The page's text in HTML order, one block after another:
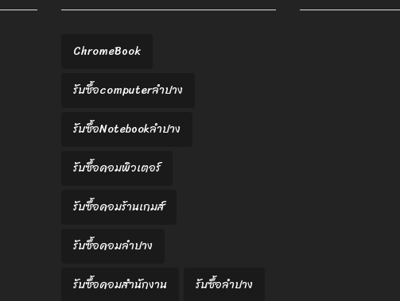
ChromeBook
รับซื้อcomputerลำปาง
รับซื้อNotebookลำปาง
รับซื้อคอมพิวเตอร์
รับซื้อคอมร้านเกมส์
รับซื้อคอมลำปาง
รับซื้อคอมสำนักงาน
รับซื้อลำปาง